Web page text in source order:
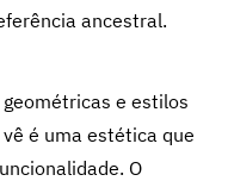
ancestral.
e estilos
é uma estética que
O